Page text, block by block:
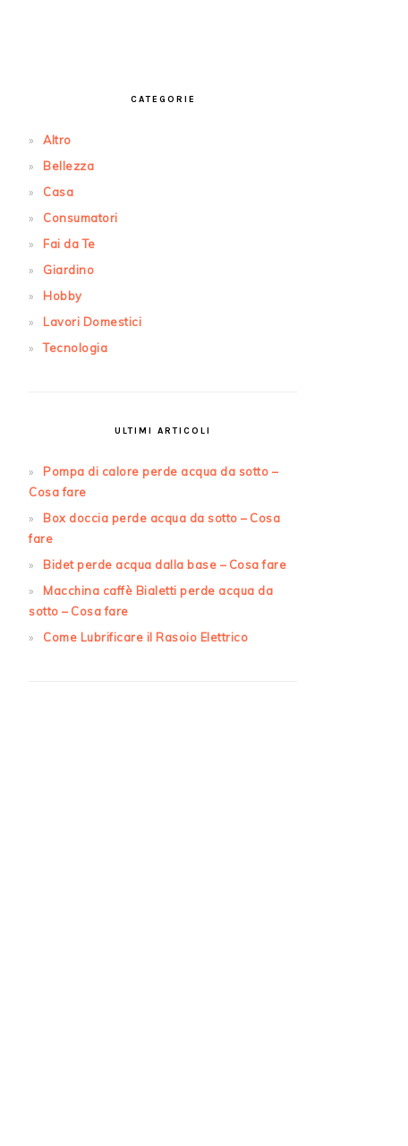
CATEGORIE
Altro
Bellezza
Casa
Consumatori
Fai da Te
Giardino
Hobby
Lavori Domestici
Tecnologia
ULTIMI ARTICOLI
Pompa di calore perde acqua da sotto​ –
Cosa fare
Box doccia perde acqua da sotto​ – Cosa
fare
Bidet perde acqua dalla base​ – Cosa fare
Macchina caffè Bialetti perde acqua da
sotto​ – Cosa fare
Come Lubrificare il Rasoio Elettrico